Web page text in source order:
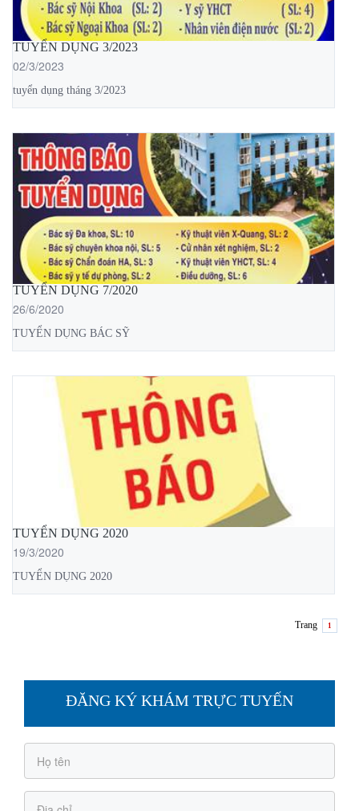
TUYỂN DỤNG 3/2023
02/3/2023
tuyển dụng tháng 3/2023
TUYỂN DỤNG 7/2020
26/6/2020
TUYỂN DỤNG BÁC SỸ
TUYỂN DỤNG 2020
19/3/2020
TUYỂN DỤNG 2020
Trang 1
ĐĂNG KÝ KHÁM TRỰC TUYẾN